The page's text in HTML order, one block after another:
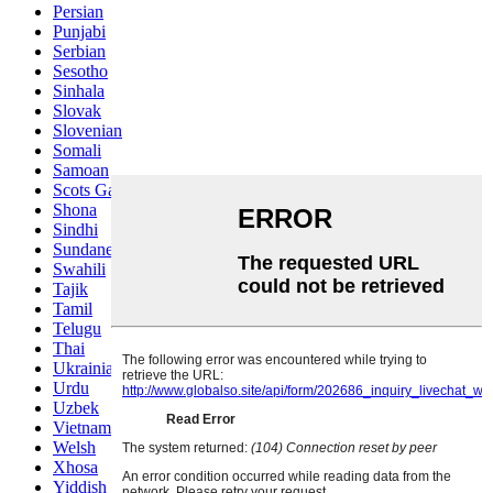
Persian
Punjabi
Serbian
Sesotho
Sinhala
Slovak
Slovenian
Somali
Samoan
Scots Gaelic
Shona
Sindhi
Sundanese
Swahili
Tajik
Tamil
Telugu
Thai
Ukrainian
Urdu
Uzbek
Vietnamese
Welsh
Xhosa
Yiddish